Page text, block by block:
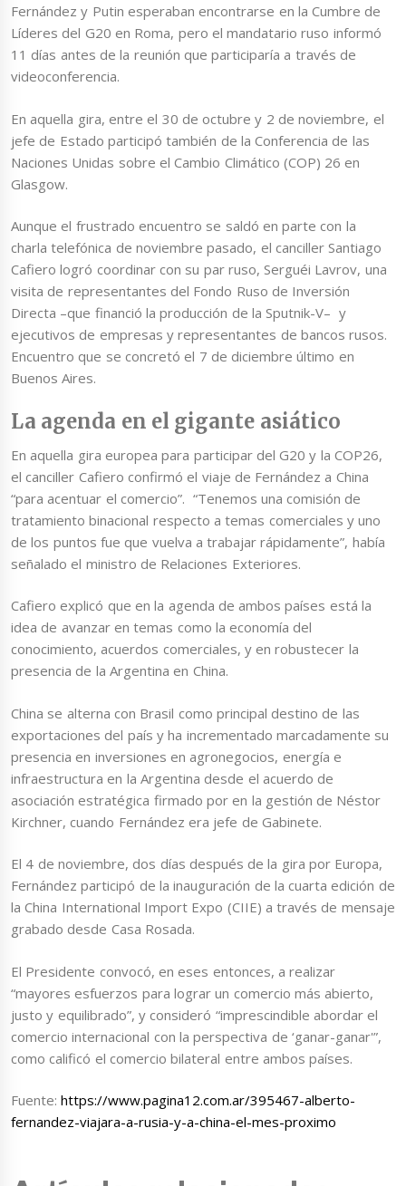
Fernández y Putin esperaban encontrarse en la Cumbre de
Líderes del G20 en Roma, pero el mandatario ruso informó
11 días antes de la reunión que participaría a través de
videoconferencia.
En aquella gira, entre el 30 de octubre y 2 de noviembre, el
jefe de Estado participó también de la Conferencia de las
Naciones Unidas sobre el Cambio Climático (COP) 26 en
Glasgow.
Aunque el frustrado encuentro se saldó en parte con la
charla telefónica de noviembre pasado, el canciller Santiago
Cafiero logró coordinar con su par ruso, Serguéi Lavrov, una
visita de representantes del Fondo Ruso de Inversión
Directa –que financió la producción de la Sputnik-V– y
ejecutivos de empresas y representantes de bancos rusos.
Encuentro que se concretó el 7 de diciembre último en
Buenos Aires.
La agenda en el gigante asiático
En aquella gira europea para participar del G20 y la COP26,
el canciller Cafiero confirmó el viaje de Fernández a China
“para acentuar el comercio”. “Tenemos una comisión de
tratamiento binacional respecto a temas comerciales y uno
de los puntos fue que vuelva a trabajar rápidamente”, había
señalado el ministro de Relaciones Exteriores.
Cafiero explicó que en la agenda de ambos países está la
idea de avanzar en temas como la economía del
conocimiento, acuerdos comerciales, y en robustecer la
presencia de la Argentina en China.
China se alterna con Brasil como principal destino de las
exportaciones del país y ha incrementado marcadamente su
presencia en inversiones en agronegocios, energía e
infraestructura en la Argentina desde el acuerdo de
asociación estratégica firmado por en la gestión de Néstor
Kirchner, cuando Fernández era jefe de Gabinete.
El 4 de noviembre, dos días después de la gira por Europa,
Fernández participó de la inauguración de la cuarta edición de
la China International Import Expo (CIIE) a través de mensaje
grabado desde Casa Rosada.
El Presidente convocó, en eses entonces, a realizar
“mayores esfuerzos para lograr un comercio más abierto,
justo y equilibrado”, y consideró “imprescindible abordar el
comercio internacional con la perspectiva de ‘ganar-ganar'”,
como calificó el comercio bilateral entre ambos países.
Fuente:https://www.pagina12.com.ar/395467-alberto-
fernandez-viajara-a-rusia-y-a-china-el-mes-proximo